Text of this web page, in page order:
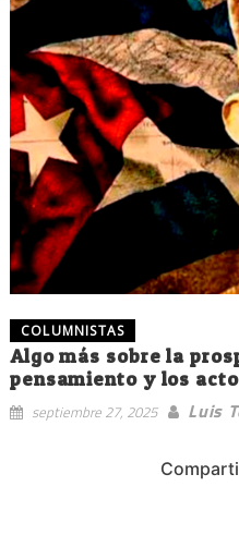
COLUMNISTAS
Algo más sobre la
pensamiento y los
septiembre 27, 2025 Luis